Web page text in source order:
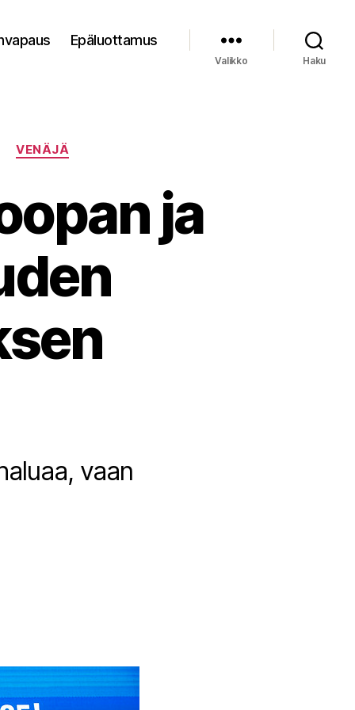
Epäluottamus
Valikko Haku
VENÄJÄ
ja
vaan